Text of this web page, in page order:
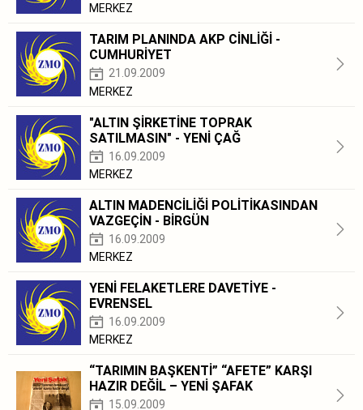
MERKEZ
TARIM PLANINDA AKP CİNLİĞİ -
CUMHURİYET
21.09.2009
MERKEZ
"ALTIN ŞİRKETİNE TOPRAK
SATILMASIN" - YENİ ÇAĞ
16.09.2009
MERKEZ
ALTIN MADENCİLİĞİ POLİTİKASINDAN
VAZGEÇİN - BİRGÜN
16.09.2009
MERKEZ
YENİ FELAKETLERE DAVETİYE -
EVRENSEL
16.09.2009
MERKEZ
“TARIMIN BAŞKENTİ” “AFETE” KARŞI
HAZIR DEĞİL – YENİ ŞAFAK
15.09.2009